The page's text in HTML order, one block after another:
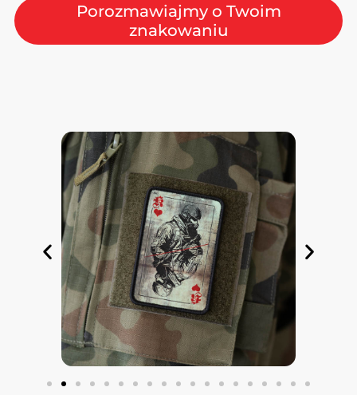
Porozmawiajmy o Twoim
znakowaniu